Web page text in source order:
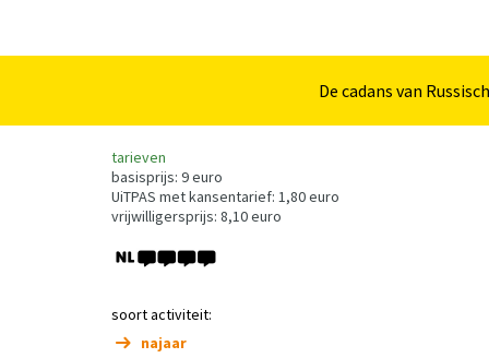
De cadans van
tarieven
basisprijs: 9 euro
UiTPAS met kansentarief: 1,80 euro
vrijwilligersprijs: 8,10 euro
soort activiteit:
najaar